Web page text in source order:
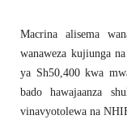
Macrina alisema
wanaweza kujiunga
ya Sh50,400 kwa
bado hawajaanza
vinavyotolewa na